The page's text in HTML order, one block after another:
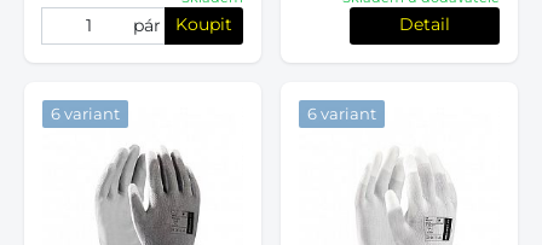
pár Koupit Detail
6 variant 6 variant